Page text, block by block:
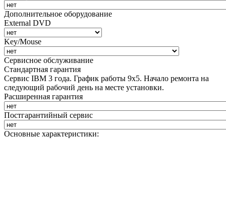
Дополнительное оборудование
External DVD
Key/Mouse
Сервисное обслуживание
Стандартная гарантия
Сервис IBM 3 года. График работы 9х5. Начало ремонта на
следующий рабочий день на месте установки.
Расширенная гарантия
Постгарантийный сервис
Основные характеристики: